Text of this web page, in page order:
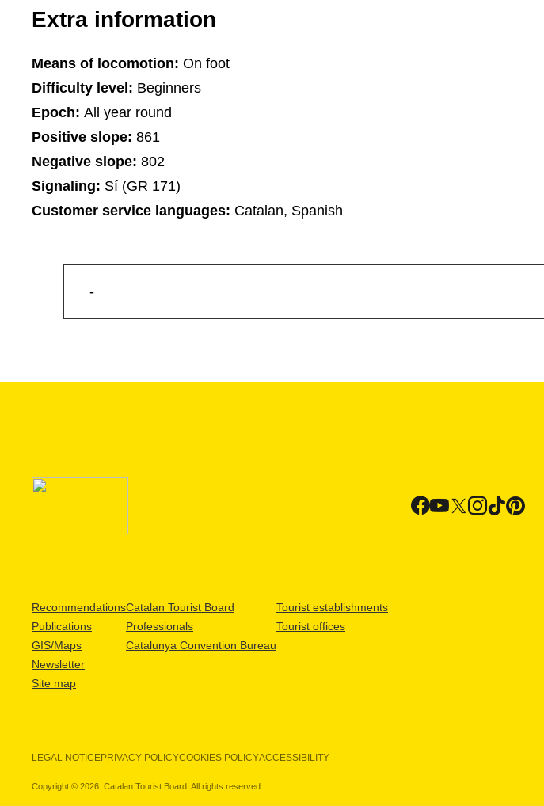
Extra information
Means of locomotion: On foot
Difficulty level: Beginners
Epoch: All year round
Positive slope: 861
Negative slope: 802
Signaling: Sí (GR 171)
Customer service languages: Catalan, Spanish
-
Recommendations
Publications
GIS/Maps
Newsletter
Site map
Catalan Tourist Board
Professionals
Catalunya Convention Bureau
Tourist establishments
Tourist offices
LEGAL NOTICEPRIVACY POLICYCOOKIES POLICYACCESSIBILITY
Copyright © 2026. Catalan Tourist Board. All rights reserved.